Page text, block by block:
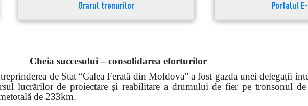
Orarul trenurilor Portalul
Cheia succesului – consolidarea eforturilor
de Stat “Calea Ferată din Moldova”a fost gazda unei delegații
lucrărilor de proiectare și reabilitare a drumului de fier pe tronsonul de
de 233km.